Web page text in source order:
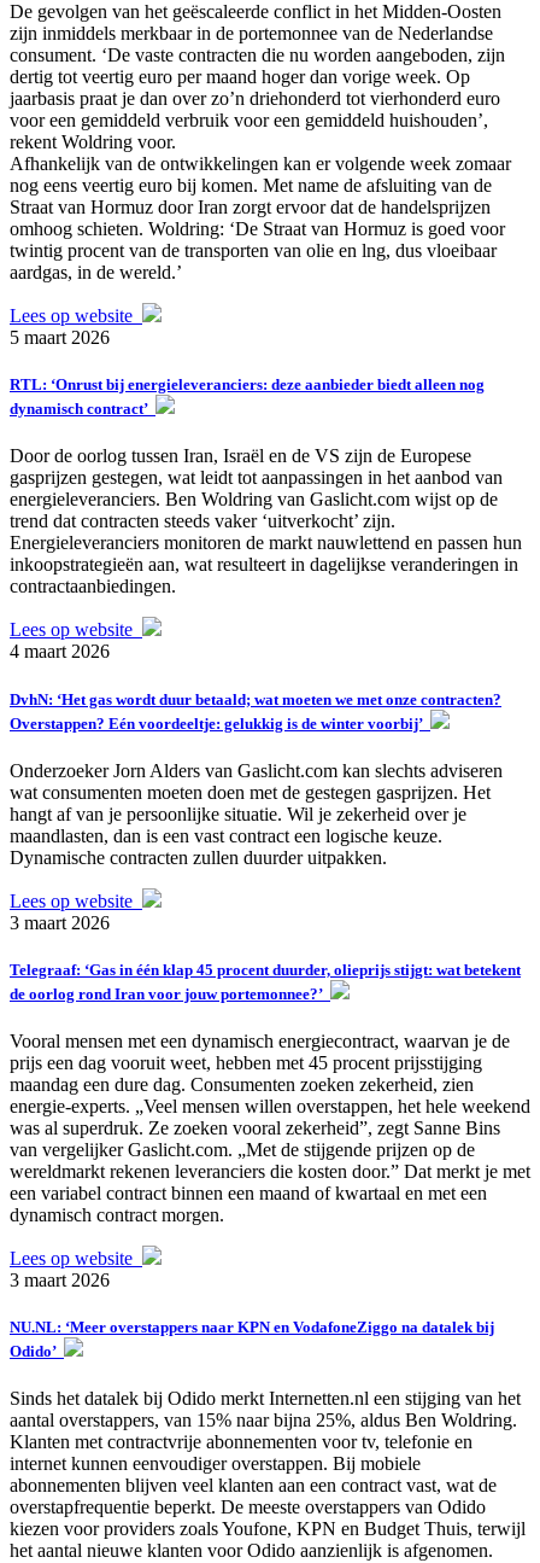
De gevolgen van het geëscaleerde conflict in het Midden-Oosten
zijn inmiddels merkbaar in de portemonnee van de Nederlandse
consument. ‘De vaste contracten die nu worden aangeboden, zijn
dertig tot veertig euro per maand hoger dan vorige week. Op
jaarbasis praat je dan over zo’n driehonderd tot vierhonderd euro
voor een gemiddeld verbruik voor een gemiddeld huishouden’,
rekent Woldring voor.
Afhankelijk van de ontwikkelingen kan er volgende week zomaar
nog eens veertig euro bij komen. Met name de afsluiting van de
Straat van Hormuz door Iran zorgt ervoor dat de handelsprijzen
omhoog schieten. Woldring: ‘De Straat van Hormuz is goed voor
twintig procent van de transporten van olie en lng, dus vloeibaar
aardgas, in de wereld.’
Lees op website
5 maart 2026
RTL: ‘Onrust bij energieleveranciers: deze aanbieder biedt alleen nog
dynamisch contract’
Door de oorlog tussen Iran, Israël en de VS zijn de Europese
gasprijzen gestegen, wat leidt tot aanpassingen in het aanbod van
energieleveranciers. Ben Woldring van Gaslicht.com wijst op de
trend dat contracten steeds vaker ‘uitverkocht’ zijn.
Energieleveranciers monitoren de markt nauwlettend en passen hun
inkoopstrategieën aan, wat resulteert in dagelijkse veranderingen in
contractaanbiedingen.
Lees op website
4 maart 2026
DvhN: ‘Het gas wordt duur betaald; wat moeten we met onze contracten?
Overstappen? Eén voordeeltje: gelukkig is de winter voorbij’
Onderzoeker Jorn Alders van Gaslicht.com kan slechts adviseren
wat consumenten moeten doen met de gestegen gasprijzen. Het
hangt af van je persoonlijke situatie. Wil je zekerheid over je
maandlasten, dan is een vast contract een logische keuze.
Dynamische contracten zullen duurder uitpakken.
Lees op website
3 maart 2026
Telegraaf: ‘Gas in één klap 45 procent duurder, olieprijs stijgt: wat betekent
de oorlog rond Iran voor jouw portemonnee?’
Vooral mensen met een dynamisch energiecontract, waarvan je de
prijs een dag vooruit weet, hebben met 45 procent prijsstijging
maandag een dure dag. Consumenten zoeken zekerheid, zien
energie-experts. „Veel mensen willen overstappen, het hele weekend
was al superdruk. Ze zoeken vooral zekerheid”, zegt Sanne Bins
van vergelijker Gaslicht.com. „Met de stijgende prijzen op de
wereldmarkt rekenen leveranciers die kosten door.” Dat merkt je met
een variabel contract binnen een maand of kwartaal en met een
dynamisch contract morgen.
Lees op website
3 maart 2026
NU.NL: ‘Meer overstappers naar KPN en VodafoneZiggo na datalek bij
Odido’
Sinds het datalek bij Odido merkt Internetten.nl een stijging van het
aantal overstappers, van 15% naar bijna 25%, aldus Ben Woldring.
Klanten met contractvrije abonnementen voor tv, telefonie en
internet kunnen eenvoudiger overstappen. Bij mobiele
abonnementen blijven veel klanten aan een contract vast, wat de
overstapfrequentie beperkt. De meeste overstappers van Odido
kiezen voor providers zoals Youfone, KPN en Budget Thuis, terwijl
het aantal nieuwe klanten voor Odido aanzienlijk is afgenomen.